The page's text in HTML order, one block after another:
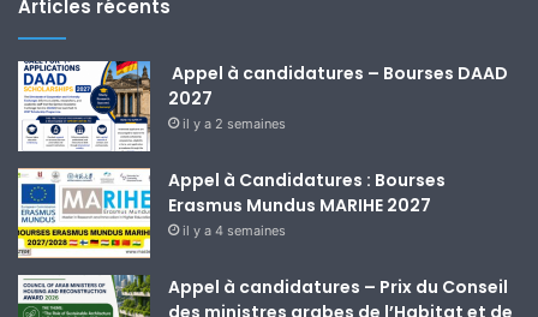
Articles récents
Appel à candidatures – Bourses DAAD
2027
il y a 2 semaines
Appel à Candidatures : Bourses
Erasmus Mundus MARIHE 2027
il y a 4 semaines
Appel à candidatures – Prix du Conseil
des ministres arabes de l’Habitat et de